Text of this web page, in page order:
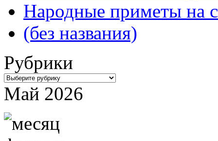
Народные приметы на
(без названия)
Рубрики
Рубрики
Май 2026